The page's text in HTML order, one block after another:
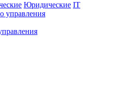
Юридические IT